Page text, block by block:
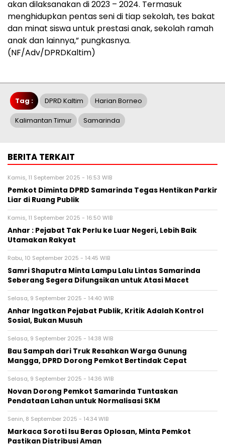
akan dilaksanakan di 2023 – 2024. Termasuk
menghidupkan pentas seni di tiap sekolah, tes bakat
dan minat siswa untuk prestasi anak, sekolah ramah
anak dan lainnya,” pungkasnya.
(NF/Adv/DPRDKaltim)
Tag : DPRD Kaltim Harian Borneo
Kalimantan Timur Samarinda
BERITA TERKAIT
Kamis, 11 September 2025 - 16:53 WIB
Pemkot Diminta DPRD Samarinda Tegas Hentikan Parkir
Liar di Ruang Publik
Kamis, 11 September 2025 - 16:50 WIB
Anhar : Pejabat Tak Perlu ke Luar Negeri, Lebih Baik
Utamakan Rakyat
Rabu, 10 September 2025 - 14:45 WIB
Samri Shaputra Minta Lampu Lalu Lintas Samarinda
Seberang Segera Difungsikan untuk Atasi Macet
Selasa, 9 September 2025 - 14:40 WIB
Anhar Ingatkan Pejabat Publik, Kritik Adalah Kontrol
Sosial, Bukan Musuh
Selasa, 9 September 2025 - 14:38 WIB
Bau Sampah dari Truk Resahkan Warga Gunung
Mangga, DPRD Dorong Pemkot Bertindak Cepat
Selasa, 9 September 2025 - 14:36 WIB
Novan Dorong Pemkot Samarinda Tuntaskan
Pendataan Lahan untuk Normalisasi SKM
Senin, 8 September 2025 - 14:34 WIB
Markaca Soroti Isu Beras Oplosan, Minta Pemkot
Pastikan Distribusi Aman